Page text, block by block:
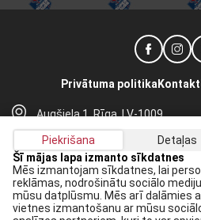
Augšiela 1, Rīga, LV-1009
lhf@lhf.lv
+371 67565614
Privātuma politika
Saņem jaunākās ziņas savā E-pastā:
Piekrišana Detaļas
Šī mājas lapa izmanto sīkdatnes
Mēs izmantojam sīkdatnes, lai
reklāmas, nodrošinātu sociālo
mūsu datplūsmu. Mēs arī dalāmies
vietnes izmantošanu ar mūsu